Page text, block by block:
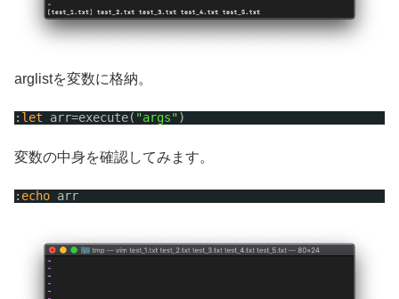
arglistを変数に格納。
: let arr=execute( "args")
変数の中身を確認してみます。
: echo arr